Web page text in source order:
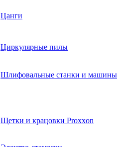
Цанги
Циркулярные пилы
Шлифовальные станки и машины
Щетки и крацовки Proxxon